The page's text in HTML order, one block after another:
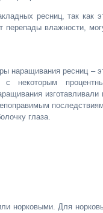
ресниц, так как
перепады влажности,
наращивания ресниц –
некоторым
изготавливали
глаза.
норковыми. Для